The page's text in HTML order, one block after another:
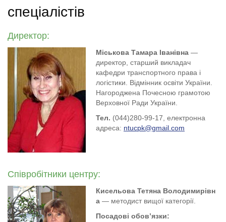
спеціалістів
Директор:
Міськова Тамара Іванівна —
директор, старший викладач
кафедри транспортного права і
логістики. Відмінник освіти України.
Нагороджена Почесною грамотою
Верховної Ради України.
Тел. (044)280-99-17, електронна
адреса: ntucpk@gmail.com
Співробітники центру:
Кисельова Тетяна Володимирівн
а — методист вищої категорії.
Посадові обов’язки: